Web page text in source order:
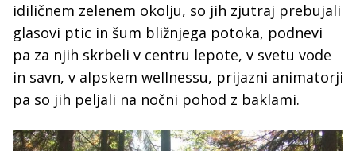
idiličnem zelenem okolju, so jih zjutraj prebujali
glasovi ptic in šum bližnjega potoka, podnevi
pa za njih skrbeli v centru lepote, v svetu vode
in savn, v alpskem wellnessu, prijazni animatorji
pa so jih peljali na nočni pohod z baklami.